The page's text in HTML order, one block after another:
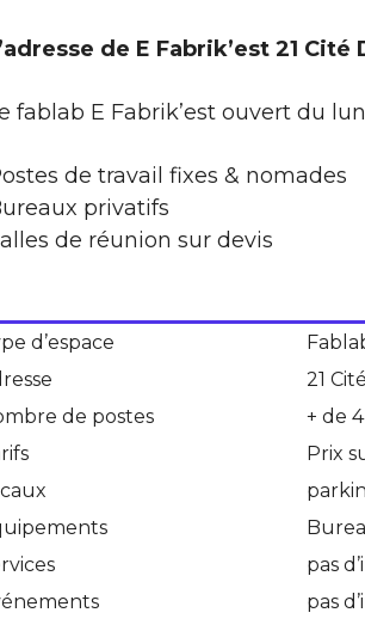
de E Fabrik’est 21
fablab E Fabrik’est ouvert du
de travail fixes & nomades
privatifs
de réunion sur devis
d’espace
21
de postes
+ de 4
Prix
pas
pas